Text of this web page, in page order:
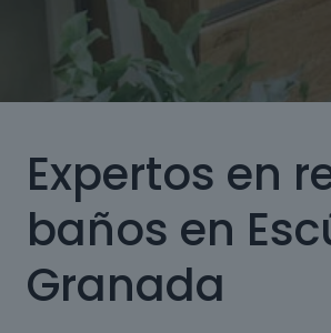
Expertos en
baños en
Granada